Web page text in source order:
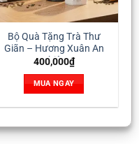
Bộ Quà Tặng Trà Thư
Giãn – Hương Xuân An
Nhiên
400,000₫
MUA NGAY